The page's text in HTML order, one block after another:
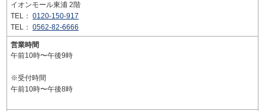
イオンモール東浦 2階
TEL： 0120-150-917
TEL： 0562-82-6666
営業時間
午前10時〜午後9時
※受付時間
午前10時〜午後8時